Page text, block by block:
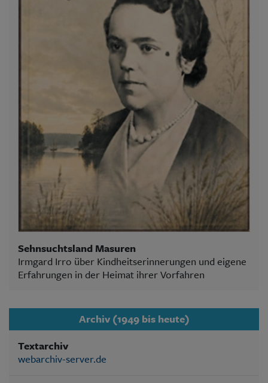
Sehnsuchtsland Masuren
Irmgard Irro über Kindheitserinnerungen und eigene
Erfahrungen in der Heimat ihrer Vorfahren
Archiv (1949 bis heute)
Textarchiv
webarchiv-server.de